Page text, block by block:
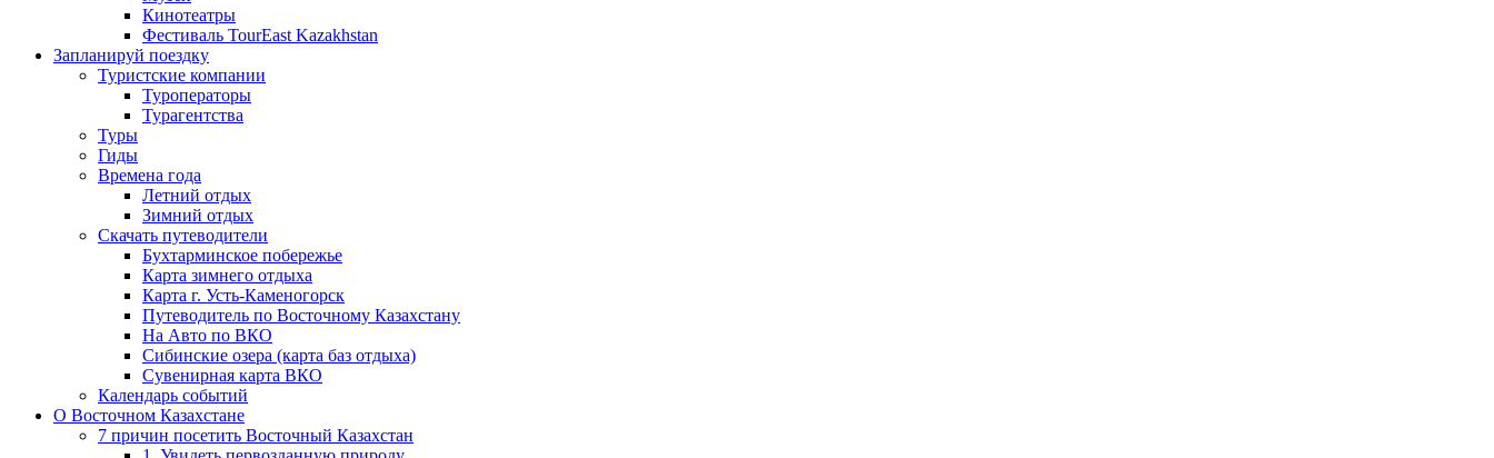
Кинотеатры
Фестиваль TourEast Kazakhstan
Запланируй поездку
Туристские компании
Туроператоры
Турагентства
Туры
Гиды
Времена года
Летний отдых
Зимний отдых
Скачать путеводители
Бухтарминское побережье
Карта зимнего отдыха
Карта г. Усть-Каменогорск
Путеводитель по Восточному Казахстану
На Авто по ВКО
Сибинские озера (карта баз отдыха)
Сувенирная карта ВКО
Календарь событий
О Восточном Казахстане
7 причин посетить Восточный Казахстан